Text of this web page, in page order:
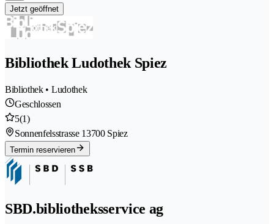
Jetzt geöffnet
Bibliothek Ludothek Spiez
Bibliothek • Ludothek
Geschlossen
5(1)
Sonnenfelsstrasse 13700 Spiez
Termin reservieren
SBD.bibliotheksservice ag